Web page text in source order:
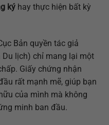
ký hay thực hiện bất kỳ
Bản quyền tác giả
Du lịch) chỉ mang lại một
Giấy chứng nhận
rất mạnh mẽ, giúp bạn
của mình mà không
minh ban đầu.